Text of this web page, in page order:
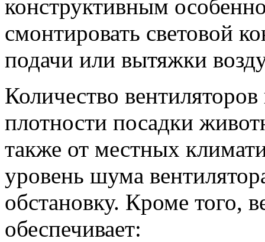
конструктивным
смонтировать световой
подачи или вытяжки
Количество
плотности посадки
также от местных
уровень шума
обстановку. Кроме того,
обеспечивает: